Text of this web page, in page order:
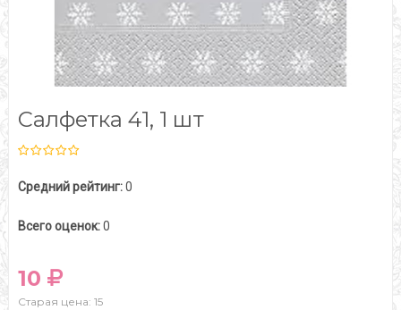
Салфетка 41, 1 шт
Средний рейтинг:0
Всего оценок:0
10
Старая цена: 15